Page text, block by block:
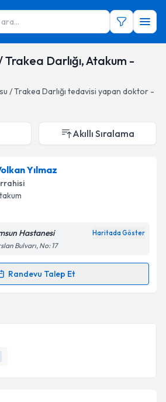
Darlığı, Atakum -
/ Trakea Darlığı tedavisi yapan doktor -
Akıllı Sıralama
Yılmaz
Hastanesi Haritada Göster
Bulvarı, No: 17
Randevu Talep Et
Talebi
e-posta ile bilgilendireceğiz.